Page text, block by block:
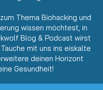
Thema Biohacking und
wissen möchtest, in
Blog & Podcast wirst
mit uns ins eiskalte
deinen Horizont
Gesundheit!